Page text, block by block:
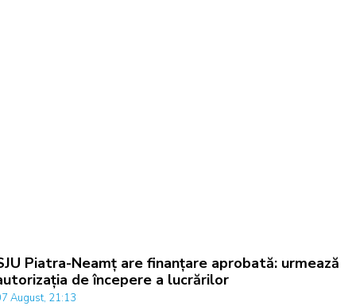
Piatra-Neamț are finanțare aprobată: urmează
de începere a lucrărilor
August, 21:13